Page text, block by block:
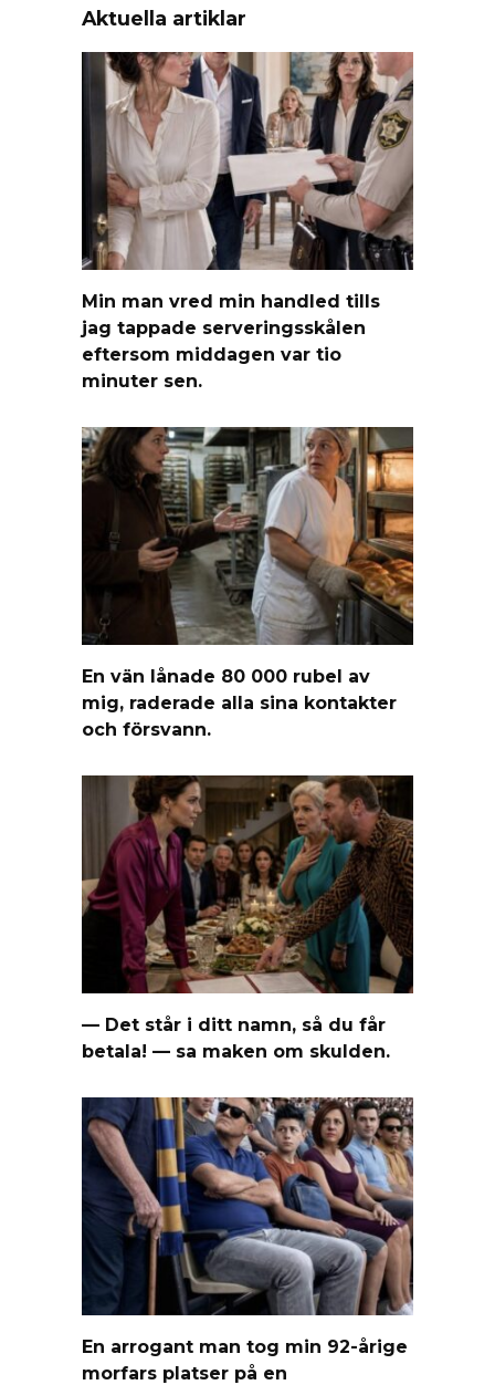
Aktuella artiklar
Min man vred min handled tills
jag tappade serveringsskålen
eftersom middagen var tio
minuter sen.
En vän lånade 80 000 rubel av
mig, raderade alla sina kontakter
och försvann.
— Det står i ditt namn, så du får
betala! — sa maken om skulden.
En arrogant man tog min 92-årige
morfars platser på en